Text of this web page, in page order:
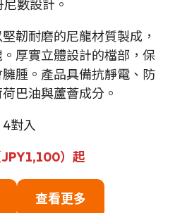
數設計。
韌耐磨的尼龍材質製成，
厚實立體設計的檔部，保
腫。產品具備抗靜電、防
巴油與蘆薈成分。
對入
1,100）起
查看更多